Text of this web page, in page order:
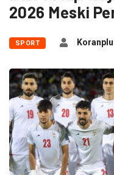
2026 Meski
SPORT